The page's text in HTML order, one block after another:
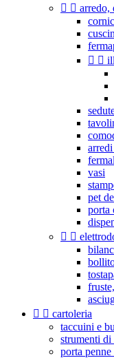
  arredo,
 
vasi
pet
porta
 
  cartoleria
taccuini e
strumenti di
porta penne